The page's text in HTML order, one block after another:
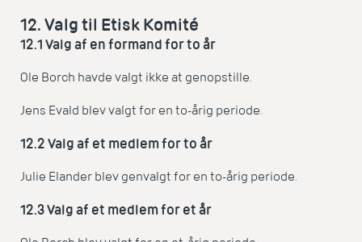
12. Valg til Etisk Komité
12.1 Valg af en formand for to år
Ole Borch havde valgt ikke at genopstille.
Jens Evald blev valgt for en to-årig periode.
12.2 Valg af et medlem for to år
Julie Elander blev genvalgt for en to-årig periode.
12.3 Valg af et medlem for et år